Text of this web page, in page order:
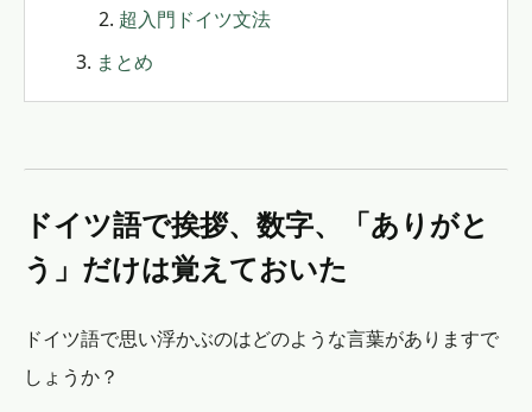
超入門ドイツ文法
まとめ
ドイツ語で挨拶、数字、「ありがと
う」だけは覚えておいた
ドイツ語で思い浮かぶのはどのような言葉がありますで
しょうか？